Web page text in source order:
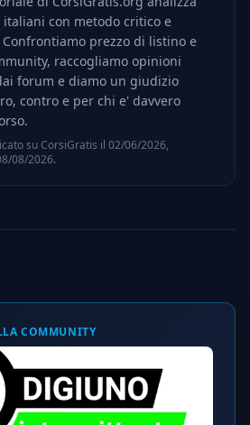
con metodo critico e
prezzo di listino e
raccogliamo opinioni
forum e diamo un giudizio
contro e per chi e' davvero
su CorsiGratis il 02/06/2026,
08/2026.
COMMUNITY